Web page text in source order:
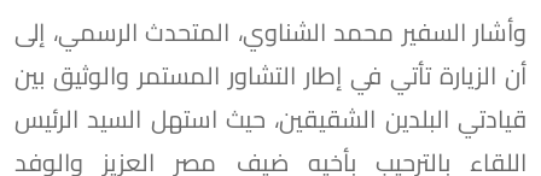
وأشار السفير محمد الشناوي، المتحدث الرسمي، إلى
أن الزيارة تأتي في إطار التشاور المستمر والوثيق بين
قيادتي البلدين الشقيقين، حيث استهل السيد الرئيس
اللقاء بالترحيب بأخيه ضيف مصر العزيز والوفد